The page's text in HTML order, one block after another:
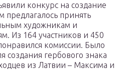
конкурс на создание
предлагалось принять
художникам и
Из 164 участников и 450
комиссии. Было
создания гербового знака
из Латвии – Максима и